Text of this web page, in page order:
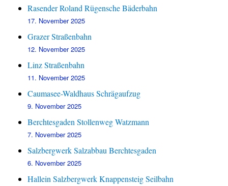
Rasender Roland Rügensche Bäderbahn
17. November 2025
Grazer Straßenbahn
12. November 2025
Linz Straßenbahn
11. November 2025
Caumasee-Waldhaus Schrägaufzug
9. November 2025
Berchtesgaden Stollenweg Watzmann
7. November 2025
Salzbergwerk Salzabbau Berchtesgaden
6. November 2025
Hallein Salzbergwerk Knappensteig Seilbahn